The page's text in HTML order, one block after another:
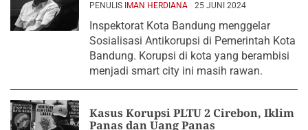
PENULIS IMAN HERDIANA 25 JUNI 2024
Inspektorat Kota Bandung menggelar
Sosialisasi Antikorupsi di Pemerintah Kota
Bandung. Korupsi di kota yang berambisi
menjadi smart city ini masih rawan.
Kasus Korupsi PLTU 2 Cirebon, Iklim
Panas dan Uang Panas